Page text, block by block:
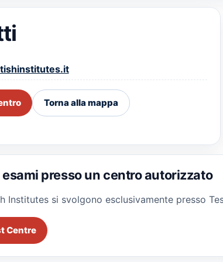
Torna alla mappa
presso un centro autorizzato
Institutes si svolgono esclusivamente presso
Centre